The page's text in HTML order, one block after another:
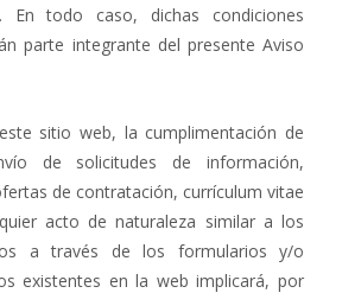
todo caso, dichas condiciones
parte integrante del presente Aviso
sitio web, la cumplimentación de
de solicitudes de información,
de contratación, currículum vitae
acto de naturaleza similar a los
a través de los formularios y/o
existentes en la web implicará, por